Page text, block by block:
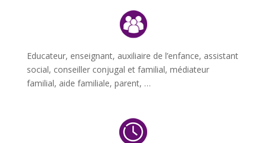
Educateur, enseignant, auxiliaire de l’enfance, assistant
social, conseiller conjugal et familial, médiateur
familial, aide familiale, parent, …